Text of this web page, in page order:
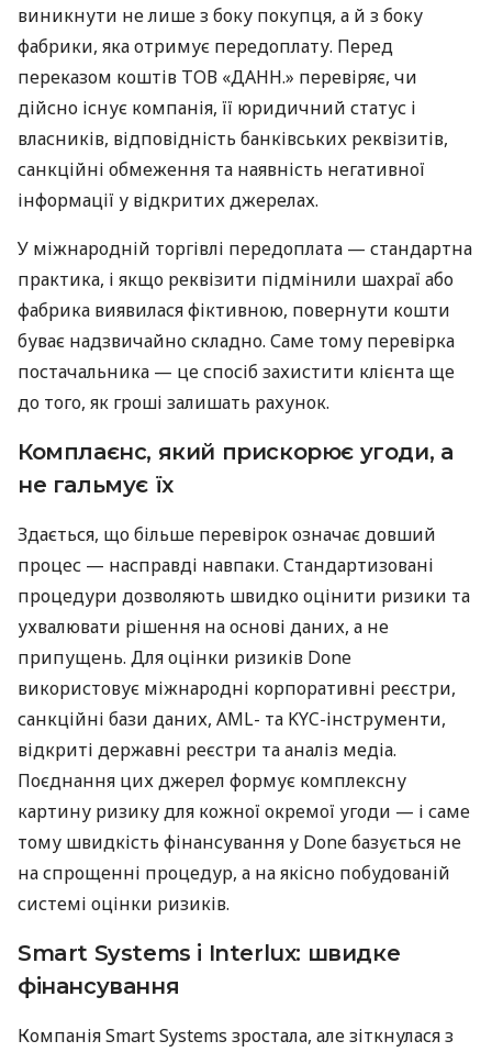
виникнути не лише з боку покупця, а й з боку
фабрики, яка отримує передоплату. Перед
переказом коштів ТОВ «ДАНН.» перевіряє, чи
дійсно існує компанія, її юридичний статус і
власників, відповідність банківських реквізитів,
санкційні обмеження та наявність негативної
інформації у відкритих джерелах.
У міжнародній торгівлі передоплата — стандартна
практика, і якщо реквізити підмінили шахраї або
фабрика виявилася фіктивною, повернути кошти
буває надзвичайно складно. Саме тому перевірка
постачальника — це спосіб захистити клієнта ще
до того, як гроші залишать рахунок.
Комплаєнс, який прискорює угоди, а
не гальмує їх
Здається, що більше перевірок означає довший
процес — насправді навпаки. Стандартизовані
процедури дозволяють швидко оцінити ризики та
ухвалювати рішення на основі даних, а не
припущень. Для оцінки ризиків Done
використовує міжнародні корпоративні реєстри,
санкційні бази даних, AML- та KYC-інструменти,
відкриті державні реєстри та аналіз медіа.
Поєднання цих джерел формує комплексну
картину ризику для кожної окремої угоди — і саме
тому швидкість фінансування у Done базується не
на спрощенні процедур, а на якісно побудованій
системі оцінки ризиків.
Smart Systems і Interlux: швидке
фінансування
Компанія Smart Systems зростала, але зіткнулася з